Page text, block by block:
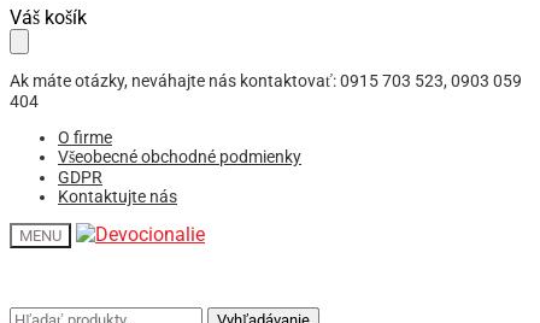
Skip
to
navigation
Skip
to
content
Váš košík
Ak máte otázky, neváhajte nás kontaktovať: 0915 703 523, 0903 059
404
O firme
Všeobecné obchodné podmienky
GDPR
Kontaktujte nás
MENU
Hľadať:
Hľadať: